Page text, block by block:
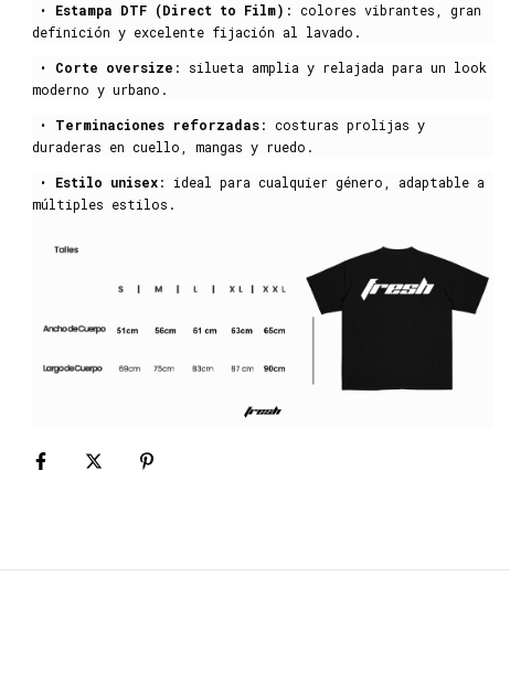
•
Estampa DTF (Direct to Film) : colores vibrantes, gran
definición y excelente fijación al lavado.
•
Corte oversize : silueta amplia y relajada para un look
moderno y urbano.
•
Terminaciones reforzadas: costuras prolijas y
duraderas en cuello, mangas y ruedo.
•
Estilo unisex: ideal para cualquier género, adaptable a
múltiples estilos.